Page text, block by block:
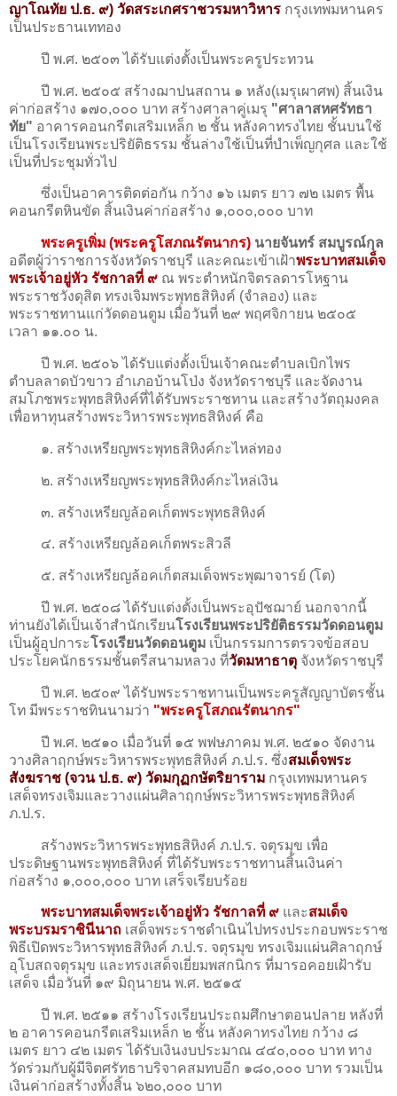
ญาโณทัย ป.ธ. ๙) วัดสระเกศราชวรมหาวิหาร กรุงเทพมหานคร
เป็นประธานเททอง
ปี พ.ศ. ๒๕๐๓ ได้รับแต่งตั้งเป็นพระครูประทวน
ปี พ.ศ. ๒๕๐๕ สร้างฌาปนสถาน ๑ หลัง(เมรุเผาศพ) สิ้นเงิน
ค่าก่อสร้าง ๑๗๐,๐๐๐ บาท สร้างศาลาคู่เมรุ "ศาลาสหศรัทธา
ทัย" อาคารคอนกรีตเสริมเหล็ก ๒ ชั้น หลังคาทรงไทย ชั้นบนใช้
เป็นโรงเรียนพระปริยัติธรรม ชั้นล่างใช้เป็นที่บำเพ็ญกุศล และใช้
เป็นที่ประชุมทั่วไป
ซึ่งเป็นอาคารติดต่อกัน กว้าง ๑๖ เมตร ยาว ๗๒ เมตร พื้น
คอนกรีตหินขัด สิ้นเงินค่าก่อสร้าง ๑,๐๐๐,๐๐๐ บาท
พระครูเพิ่ม (พระครูโสภณรัตนากร) นายจันทร์ สมบูรณ์กุล
อดีตผู้ว่าราชการจังหวัดราชบุรี และคณะเข้าเฝ้าพระบาทสมเด็จ
พระเจ้าอยู่หัว รัชกาลที่ ๙ ณ พระตําหนักจิตรลดารโหฐาน
พระราชวังดุสิต ทรงเจิมพระพุทธสิหิงค์ (จําลอง) และ
พระราชทานแก่วัดดอนตูม เมื่อวันที่ ๒๙ พฤศจิกายน ๒๕๐๕
เวลา ๑๑.๐๐ น.
ปี พ.ศ. ๒๕๐๖ ได้รับแต่งตั้งเป็นเจ้าคณะตำบลเบิกไพร
ตำบลลาดบัวขาว อำเภอบ้านโป่ง จังหวัดราชบุรี และจัดงาน
สมโภชพระพุทธสิหิงค์ที่ได้รับพระราชทาน และสร้างวัตถุมงคล
เพื่อหาทุนสร้างพระวิหารพระพุทธสิหิงค์ คือ
๑. สร้างเหรียญพระพุทธสิหิงค์กะไหล่ทอง
๒. สร้างเหรียญพระพุทธสิหิงค์กะไหล่เงิน
๓. สร้างเหรียญล้อคเก็ตพระพุทธสิหิงค์
๔. สร้างเหรียญล้อคเก็ตพระสิวลี
๕. สร้างเหรียญล้อคเก็ตสมเด็จพระพุฒาจารย์ (โต)
ปี พ.ศ. ๒๕๐๘ ได้รับแต่งตั้งเป็นพระอุปัชฌาย์ นอกจากนี้
ท่านยังได้เป็นเจ้าสํานักเรียนโรงเรียนพระปริยัติธรรมวัดดอนตูม
เป็นผู้อุปการะโรงเรียนวัดดอนตูม เป็นกรรมการตรวจข้อสอบ
ประโยคนักธรรมชั้นตรีสนามหลวง ที่วัดมหาธาตุ จังหวัดราชบุรี
ปี พ.ศ. ๒๕๐๙ ได้รับพระราชทานเป็นพระครูสัญญาบัตรชั้น
โท มีพระราชทินนามว่า "พระครูโสภณรัตนากร"
ปี พ.ศ. ๒๕๑๐ เมื่อวันที่ ๑๕ พฟษภาคม พ.ศ. ๒๕๑๐ จัดงาน
วางศิลาฤกษ์พระวิหารพระพุทธสิหิงค์ ภ.ป.ร. ซึ่งสมเด็จพระ
สังฆราช (จวน ป.ธ. ๙) วัดมกุฏกษัตริยาราม กรุงเทพมหานคร
เสด็จทรงเจิมและวางแผ่นศิลาฤกษ์พระวิหารพระพุทธสิหิงค์
ภ.ป.ร.
สร้างพระวิหารพระพุทธสิหิงค์ ภ.ป.ร. จตุรมุข เพื่อ
ประดิษฐานพระพุทธสิหิงค์ ที่ได้รับพระราชทานสิ้นเงินค่า
ก่อสร้าง ๑,๐๐๐,๐๐๐ บาท เสร็จเรียบร้อย
พระบาทสมเด็จพระเจ้าอยู่หัว รัชกาลที่ ๙ และสมเด็จ
พระบรมราชินีนาถ เสด็จพระราชดำเนินไปทรงประกอบพระราช
พิธีเปิดพระวิหารพุทธสิหิงค์ ภ.ป.ร. จตุรมุข ทรงเจิมแผ่นศิลาฤกษ์
อุโบสถจตุรมุข และทรงเสด็จเยี่ยมพสกนิกร ที่มารอคอยเฝ้ารับ
เสด็จ เมื่อวันที่ ๑๙ มิถุนายน พ.ศ. ๒๕๑๕
ปี พ.ศ. ๒๕๑๑ สร้างโรงเรียนประถมศึกษาตอนปลาย หลังที่
๒ อาคารคอนกรีตเสริมเหล็ก ๒ ชั้น หลังคาทรงไทย กว้าง ๘
เมตร ยาว ๔๒ เมตร ได้รับเงินงบประมาณ ๔๔๐,๐๐๐ บาท ทาง
วัดร่วมกับผู้มีจิตศรัทธาบริจาคสมทบอีก ๑๘๐,๐๐๐ บาท รวมเป็น
เงินค่าก่อสร้างทั้งสิ้น ๖๒๐,๐๐๐ บาท